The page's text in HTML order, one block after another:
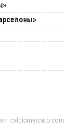
calciomercato.com